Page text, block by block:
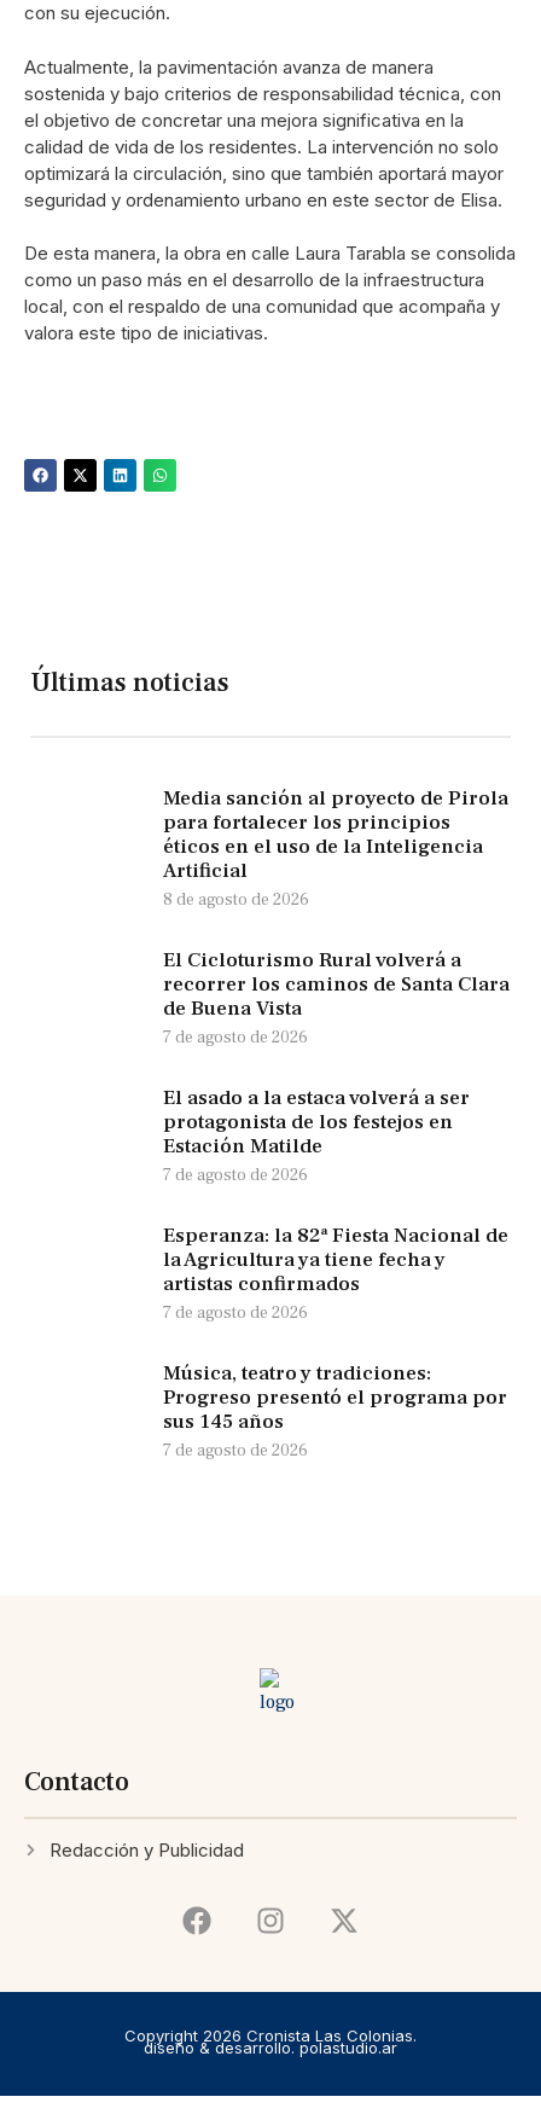
con su ejecución.
Actualmente, la pavimentación avanza de manera
sostenida y bajo criterios de responsabilidad técnica, con
el objetivo de concretar una mejora significativa en la
calidad de vida de los residentes. La intervención no solo
optimizará la circulación, sino que también aportará mayor
seguridad y ordenamiento urbano en este sector de Elisa.
De esta manera, la obra en calle Laura Tarabla se consolida
como un paso más en el desarrollo de la infraestructura
local, con el respaldo de una comunidad que acompaña y
valora este tipo de iniciativas.
Últimas noticias
Media sanción al proyecto de Pirola
para fortalecer los principios
éticos en el uso de la Inteligencia
Artificial
8 de agosto de 2026
El Cicloturismo Rural volverá a
recorrer los caminos de Santa Clara
de Buena Vista
7 de agosto de 2026
El asado a la estaca volverá a ser
protagonista de los festejos en
Estación Matilde
7 de agosto de 2026
Esperanza: la 82ª Fiesta Nacional de
la Agricultura ya tiene fecha y
artistas confirmados
7 de agosto de 2026
Música, teatro y tradiciones:
Progreso presentó el programa por
sus 145 años
7 de agosto de 2026
Contacto
Redacción y Publicidad
Copyright 2026 Cronista Las Colonias.
diseño & desarrollo. polastudio.ar